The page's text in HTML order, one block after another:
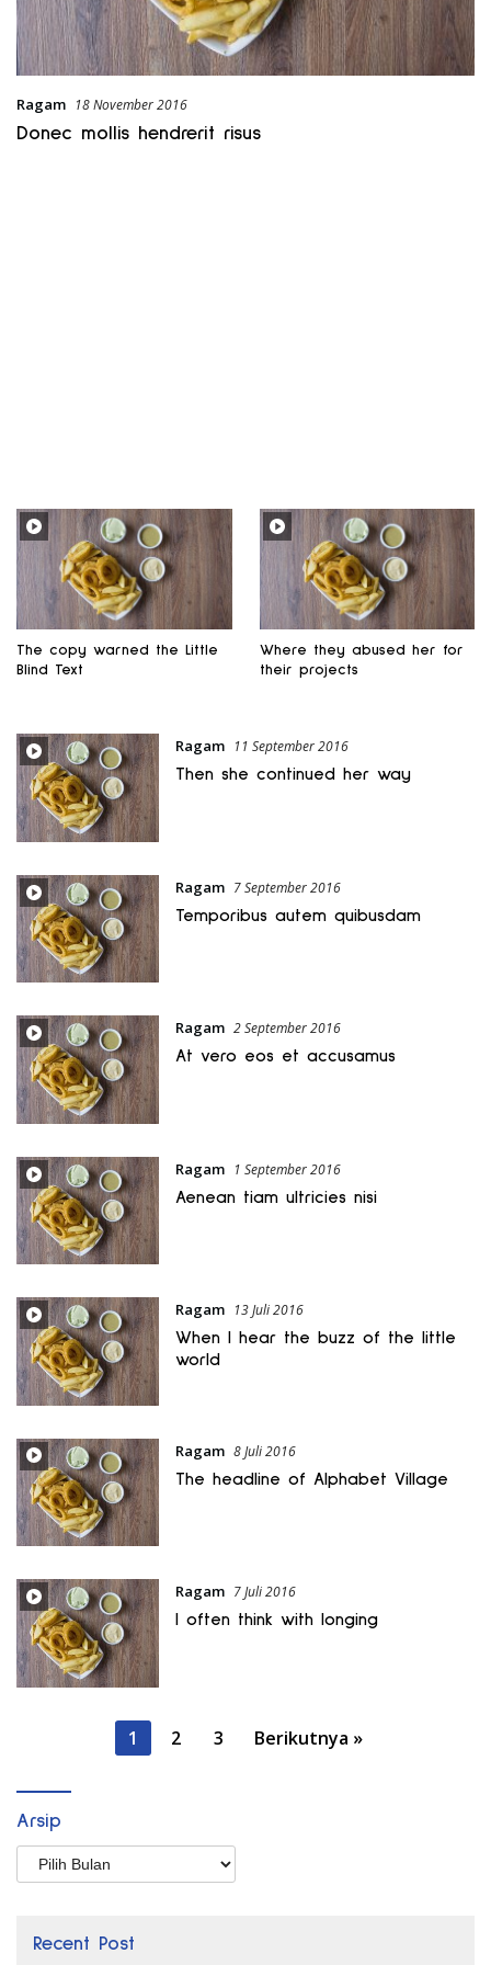
Ragam 18 November 2016
Donec mollis hendrerit risus
The copy warned the Little
Blind Text
Where they abused her for
their projects
Ragam 11 September 2016
Then she continued her way
Ragam 7 September 2016
Temporibus autem quibusdam
Ragam 2 September 2016
At vero eos et accusamus
Ragam 1 September 2016
Aenean tiam ultricies nisi
Ragam 13 Juli 2016
When I hear the buzz of the little
world
Ragam 8 Juli 2016
The headline of Alphabet Village
Ragam 7 Juli 2016
I often think with longing
1 2 3 Berikutnya »
Arsip
Arsip
Recent Post